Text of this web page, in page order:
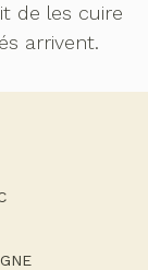
de les cuire
arrivent.